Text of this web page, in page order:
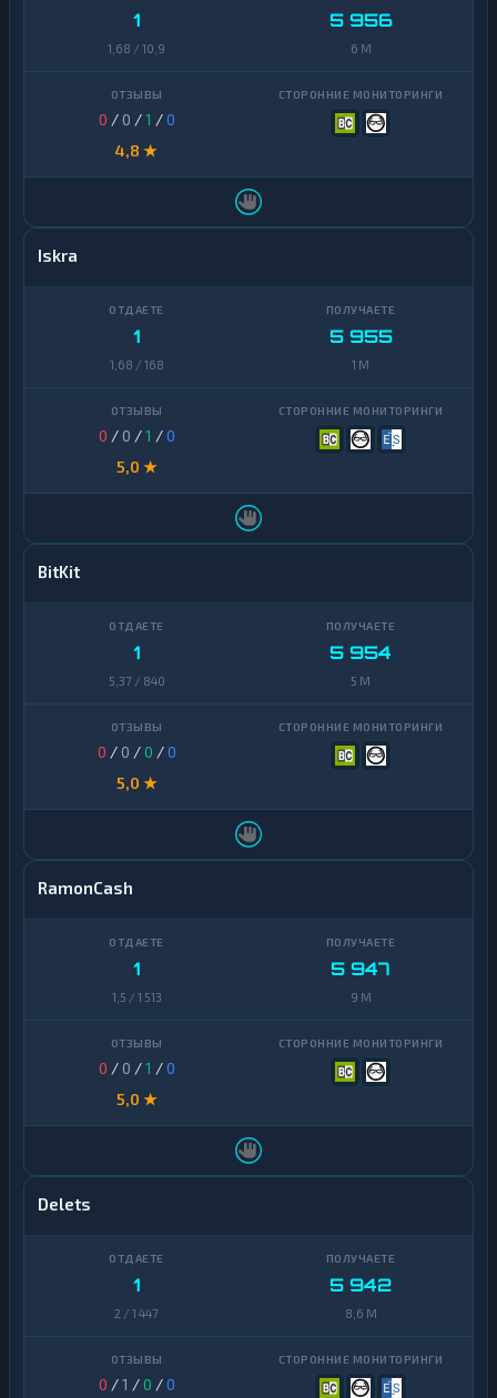
1
1,68 / 10,9
5 956
6 M
0 / 0 /1 /0
4,8 ★
Iskra
1
1,68 / 168
5 955
1 M
0 / 0 /1 /0
5,0 ★
BitKit
1
5,37 / 840
5 954
5 M
0 / 0 /0 /0
5,0 ★
RamonCash
1
1,5 / 1 513
5 947
9 M
0 / 0 /1 /0
5,0 ★
Delets
1
2 / 1 447
5 942
8,6 M
0 /1 /0 /0